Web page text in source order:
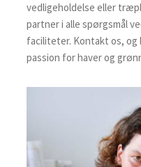
vedligeholdelse eller
partner i alle spørgsmål
faciliteter. Kontakt os, og
passion for haver og